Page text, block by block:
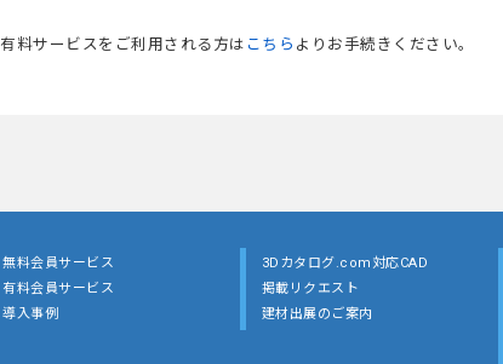
有料サービスをご利用される方は こちら よりお手続きください。
無料会員サービス
有料会員サービス
導入事例
3Dカタログ.com対応CAD
掲載リクエスト
建材出展のご案内